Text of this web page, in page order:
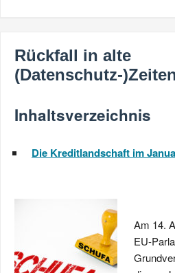
Rückfall in alte
(Datenschutz-
Inhaltsverzeichnis
Die Kreditlandschaft im
Am 14.
EU-